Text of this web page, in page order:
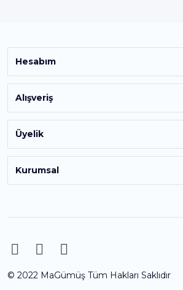
Hesabım
Alışveriş
Üyelik
Kurumsal
© 2022 MaGümüş Tüm Hakları Saklıdır